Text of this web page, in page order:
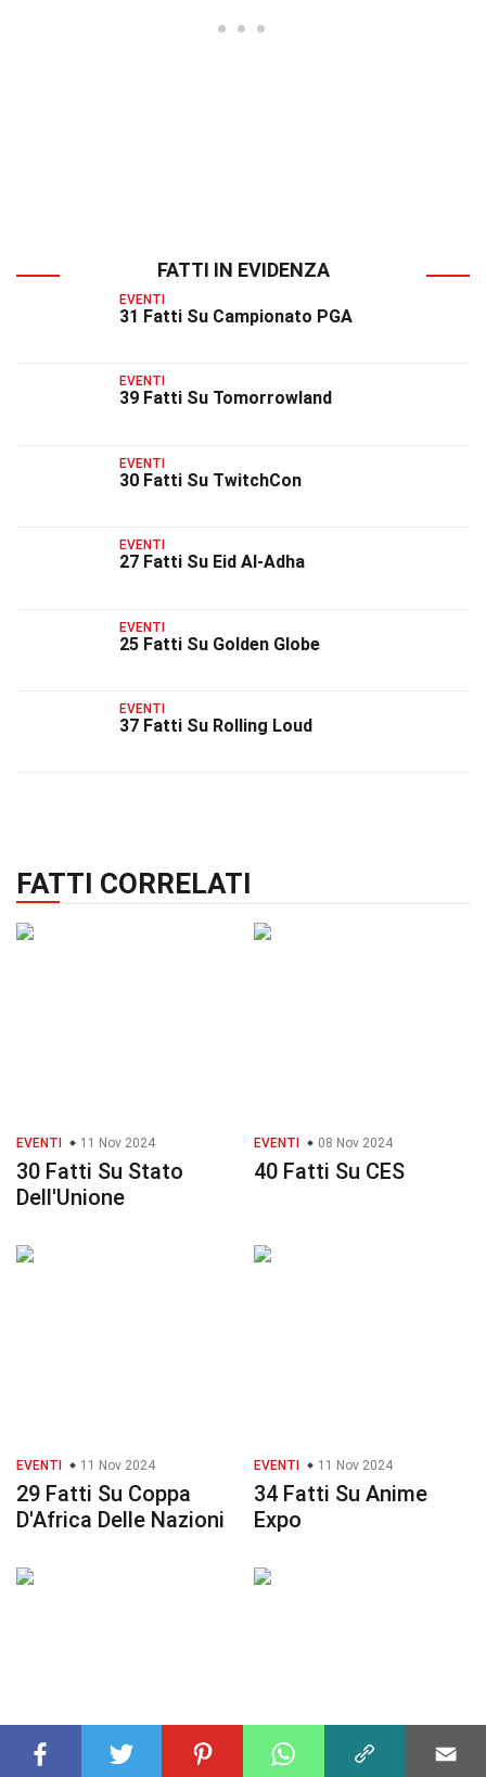
FATTI IN EVIDENZA
EVENTI
31 Fatti Su Campionato PGA
EVENTI
39 Fatti Su Tomorrowland
EVENTI
30 Fatti Su TwitchCon
EVENTI
27 Fatti Su Eid Al-Adha
EVENTI
25 Fatti Su Golden Globe
EVENTI
37 Fatti Su Rolling Loud
FATTI CORRELATI
EVENTI 11 Nov 2024
30 Fatti Su Stato
Dell'Unione
EVENTI 08 Nov 2024
40 Fatti Su CES
EVENTI 11 Nov 2024
29 Fatti Su Coppa
D'Africa Delle Nazioni
EVENTI 11 Nov 2024
34 Fatti Su Anime
Expo